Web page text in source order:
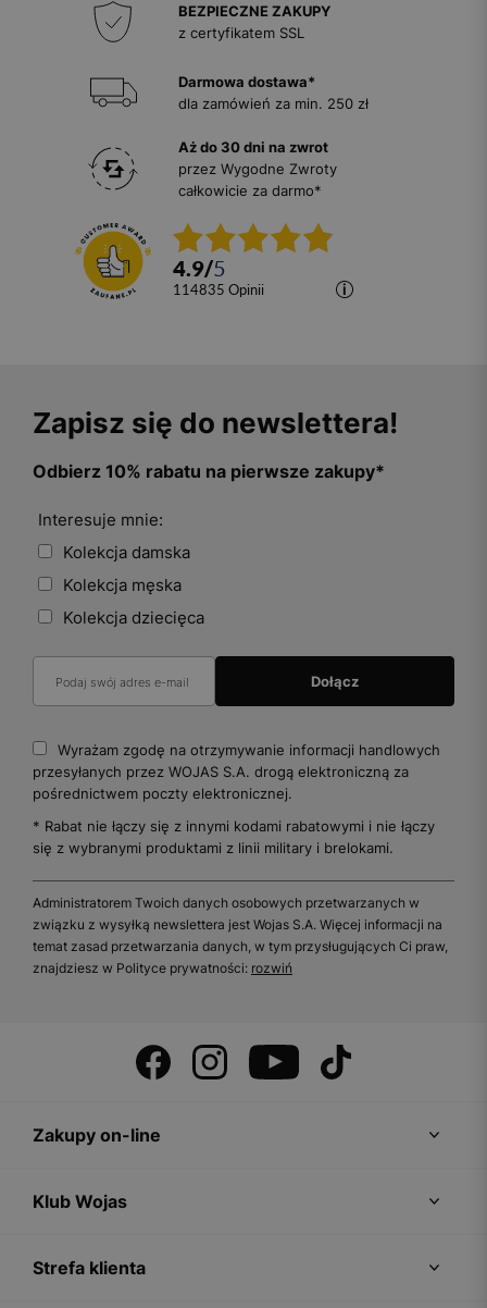
BEZPIECZNE ZAKUPY
z certyfikatem SSL
Darmowa dostawa*
dla zamówień za min. 250 zł
Aż do 30 dni na zwrot
przez Wygodne Zwroty
całkowicie za darmo*
4.9/5
114835 opinii
Zapisz się do newslettera!
Odbierz 10% rabatu na pierwsze zakupy*
Interesuje mnie:
Kolekcja damska
Kolekcja męska
Kolekcja dziecięca
Wyrażam zgodę na otrzymywanie informacji handlowych
przesyłanych przez WOJAS S.A. drogą elektroniczną za
pośrednictwem poczty elektronicznej.
* Rabat nie łączy się z innymi kodami rabatowymi i nie łączy
się z wybranymi produktami z linii military i brelokami.
Administratorem Twoich danych osobowych przetwarzanych w
związku z wysyłką newslettera jest Wojas S.A. Więcej informacji na
temat zasad przetwarzania danych, w tym przysługujących Ci praw,
znajdziesz w Polityce prywatności: rozwiń
Zakupy on-line
Klub Wojas
Strefa klienta